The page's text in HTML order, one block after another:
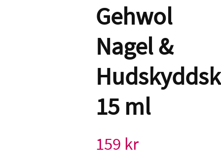
Gehwol
Nagel &
15 ml
159 kr